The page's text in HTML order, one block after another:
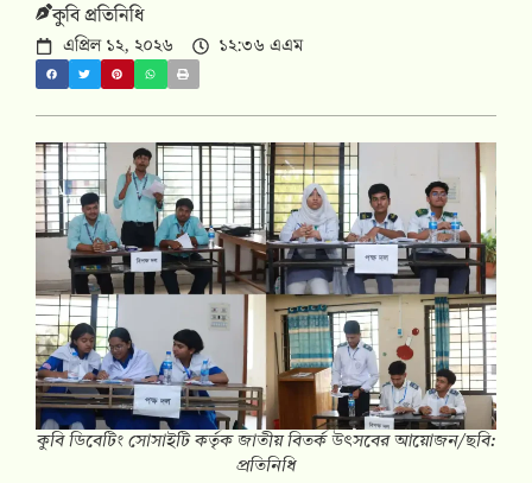
কুবি প্রতিনিধি
এপ্রিল ১২, ২০২৬ ১২:৩৬ এএম
কুবি ডিবেটিং সোসাইটি কর্তৃক জাতীয় বিতর্ক উৎসবের আয়োজন/ছবি:
প্রতিনিধি